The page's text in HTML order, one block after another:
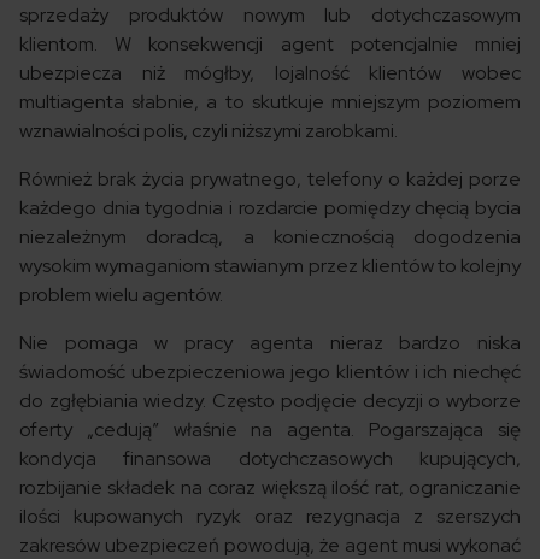
sprzedaży produktów nowym lub dotychczasowym
klientom. W konsekwencji agent potencjalnie mniej
ubezpiecza niż mógłby, lojalność klientów wobec
multiagenta słabnie, a to skutkuje mniejszym poziomem
wznawialności polis, czyli niższymi zarobkami.
Również brak życia prywatnego, telefony o każdej porze
każdego dnia tygodnia i rozdarcie pomiędzy chęcią bycia
niezależnym doradcą, a koniecznością dogodzenia
wysokim wymaganiom stawianym przez klientów to kolejny
problem wielu agentów.
Nie pomaga w pracy agenta nieraz bardzo niska
świadomość ubezpieczeniowa jego klientów i ich niechęć
do zgłębiania wiedzy. Często podjęcie decyzji o wyborze
oferty „cedują” właśnie na agenta. Pogarszająca się
kondycja finansowa dotychczasowych kupujących,
rozbijanie składek na coraz większą ilość rat, ograniczanie
ilości kupowanych ryzyk oraz rezygnacja z szerszych
zakresów ubezpieczeń powodują, że agent musi wykonać